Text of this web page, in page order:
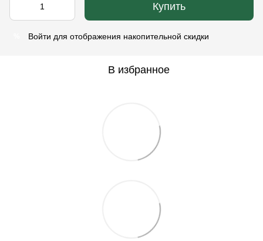
Купить
Войти для отображения накопительной скидки
В избранное